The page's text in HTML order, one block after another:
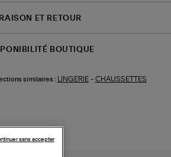
ET RETOUR
BOUTIQUE
similaires : LINGERIE- CHAUSSETTES
sans accepter